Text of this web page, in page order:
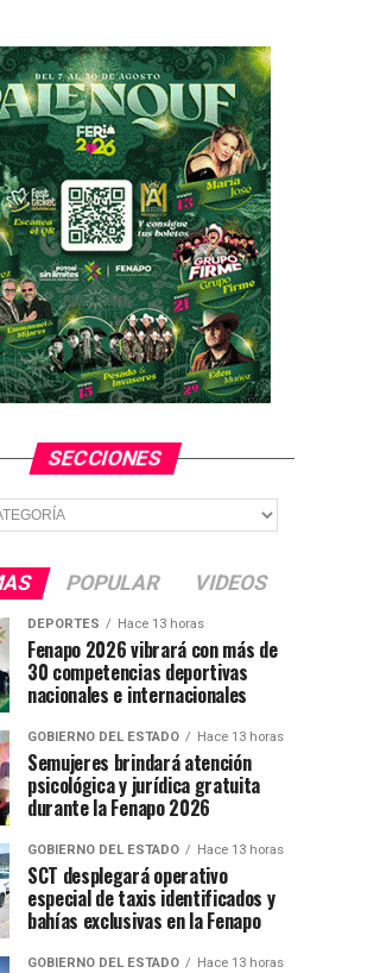
SECCIONES
POPULAR VIDEOS
DEPORTES Hace 13 horas
Fenapo 2026 vibrará con más de
30 competencias deportivas
nacionales e internacionales
GOBIERNO DEL ESTADO Hace 13 horas
Semujeres brindará atención
psicológica y jurídica gratuita
durante la Fenapo 2026
GOBIERNO DEL ESTADO Hace 13 horas
SCT desplegará operativo
especial de taxis identificados y
bahías exclusivas en la Fenapo
GOBIERNO DEL ESTADO Hace 13 horas